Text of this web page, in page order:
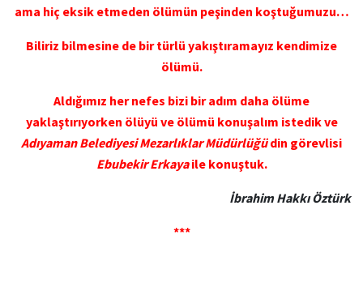
ama hiç eksik etmeden ölümün peşinden koştuğumuzu…
Biliriz bilmesine de bir türlü yakıştıramayız kendimize
ölümü.
Aldığımız her nefes bizi bir adım daha ölüme
yaklaştırıyorken ölüyü ve ölümü konuşalım istedik ve
Adıyaman Belediyesi Mezarlıklar Müdürlüğüdin görevlisi
Ebubekir Erkayaile konuştuk.
İbrahim Hakkı Öztürk
***